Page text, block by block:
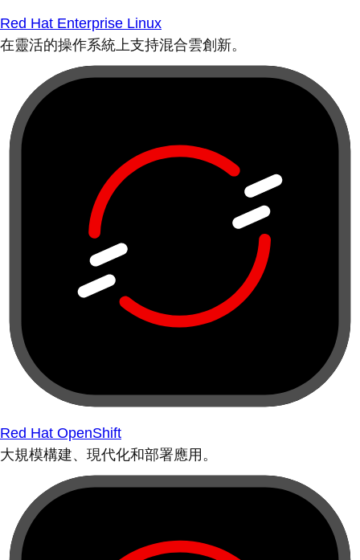
Red Hat Enterprise Linux
在靈活的操作系統上支持混合雲創新。
Red Hat OpenShift
大規模構建、現代化和部署應用。